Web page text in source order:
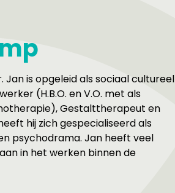
Jan is opgeleid als sociaal cultureel
(H.B.O. en V.O. met als
Gestalttherapeut en
hij zich gespecialiseerd als
psychodrama. Jan heeft veel
in het werken binnen de